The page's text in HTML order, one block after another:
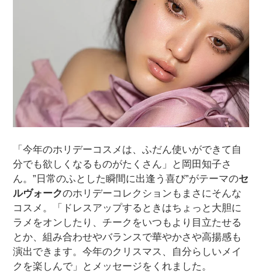
「今年のホリデーコスメは、ふだん使いができて自
分でも欲しくなるものがたくさん」と岡田知子さ
ん。”日常のふとした瞬間に出逢う喜び”がテーマのセ
ルヴォークのホリデーコレクションもまさにそんな
コスメ。「ドレスアップするときはちょっと大胆に
ラメをオンしたり、チークをいつもより目立たせる
とか、組み合わせやバランスで華やかさや高揚感も
演出できます。今年のクリスマス、自分らしいメイ
クを楽しんで」とメッセージをくれました。